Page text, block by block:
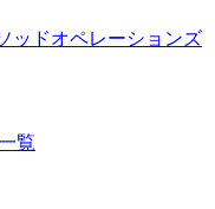
ッドオペレーションズ
覧